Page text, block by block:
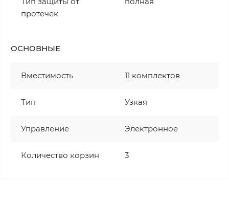
протечек
ОСНОВНЫЕ
Вместимость 11 комплектов
Тип Узкая
Управление Электронное
Количество корзин 3